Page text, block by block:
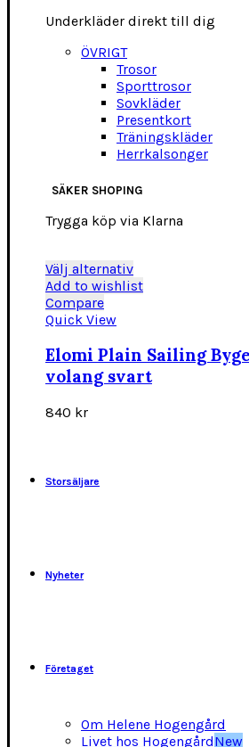
Underkläder direkt till dig
ÖVRIGT
Trosor
Sporttrosor
Sovkläder
Presentkort
Träningskläder
Herrkalsonger
SÄKER SHOPING
Trygga köp via Klarna
Välj alternativDen
här
varianter.
De
olika
Add to wishlist
Compare
Quick View
Elomi Plain Sailing
volang svart
840 kr
Storsäljare
Nyheter
Företaget
Om Helene Hogengård
Livet hos HogengårdNew